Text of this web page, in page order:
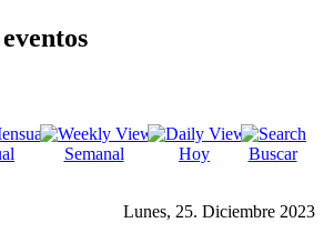
Semanal Hoy Buscar
Lunes, 25. Diciembre 2023